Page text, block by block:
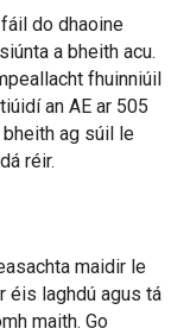
do dhaoine
a bheith acu.
fhuinniúil
an AE ar 505
ag súil le
réir.
maidir le
éis laghdú agus tá
maith. Go